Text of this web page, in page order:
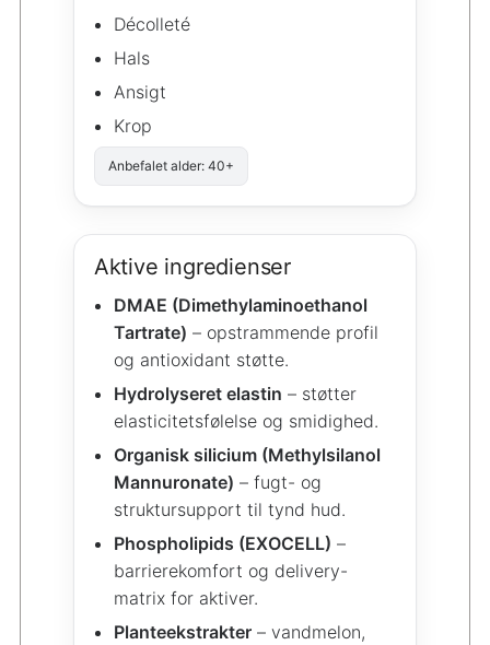
Décolleté
Hals
Ansigt
Krop
Anbefalet alder: 40+
Aktive ingredienser
DMAE (Dimethylaminoethanol
Tartrate) – opstrammende profil
og antioxidant støtte.
Hydrolyseret elastin – støtter
elasticitetsfølelse og smidighed.
Organisk silicium (Methylsilanol
Mannuronate) – fugt- og
struktursupport til tynd hud.
Phospholipids (EXOCELL) –
barrierekomfort og delivery-
matrix for aktiver.
Planteekstrakter– vandmelon,